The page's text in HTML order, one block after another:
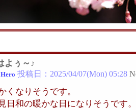
よぅ～♪
Hero 投稿日： 2025/04/07(Mon) 05:28
くなりそうです。
日和の暖かな日になりそうです。